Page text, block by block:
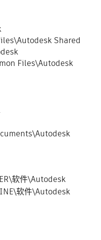
Shared
Files\Autodesk
软件\Autodesk
软件\Autodesk